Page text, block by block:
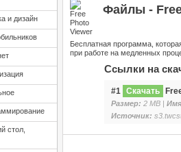
и дизайн
стол,
Файлы -
Бесплатная программа,
при работе на медленных
Ссылки на
#1 Скачать
Размер: 2 MB |
Источник: